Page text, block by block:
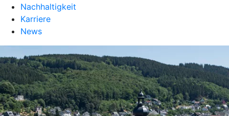
Nachhaltigkeit
Karriere
News